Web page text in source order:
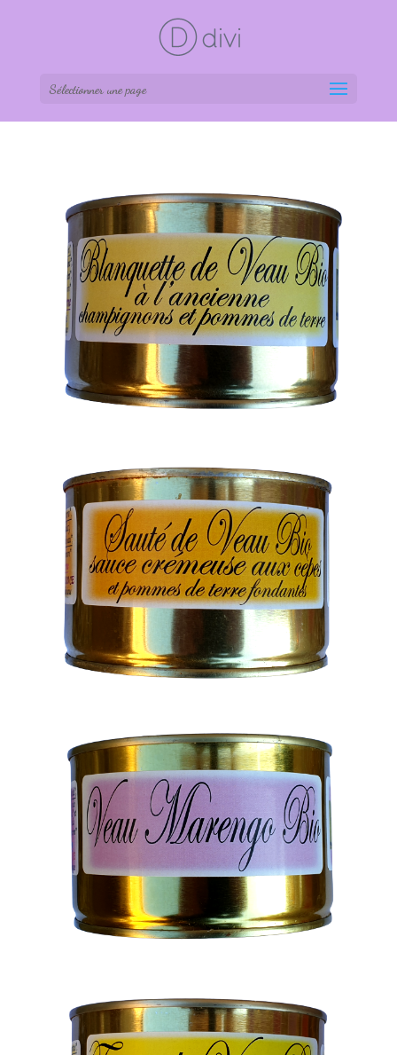
Sélectionner une page